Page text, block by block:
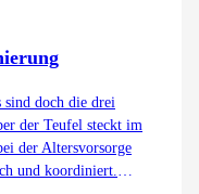
sind doch die drei
der Teufel steckt im
der Altersvorsorge
und koordiniert.